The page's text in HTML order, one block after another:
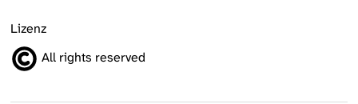
Lizenz
All rights reserved